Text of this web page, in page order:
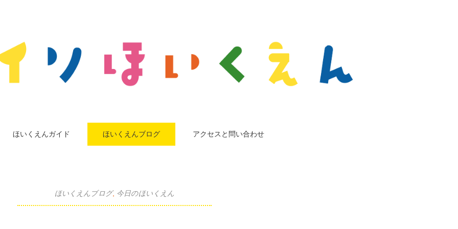
ほいくえんガイド ほいくえんブログ アクセスと問い合わせ
ほいくえんブログ, 今日のほいくえん